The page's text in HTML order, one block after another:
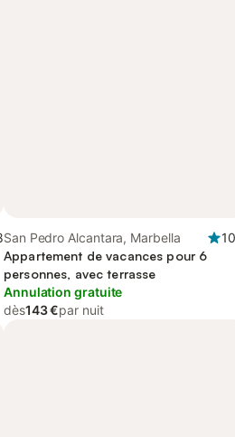
San Pedro Alcantara, Marbella
Appartement de vacances pour 6
personnes, avec terrasse
Annulation gratuite
dès143 €par nuit